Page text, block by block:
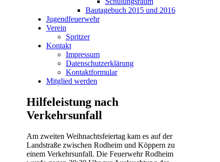
Bautagebuch 2015 und 2016
Jugendfeuerwehr
Verein
Spritzer
Kontakt
Impressum
Datenschutzerklärung
Kontaktformular
Mitglied werden
Hilfeleistung nach
Verkehrsunfall
Am zweiten Weihnachtsfeiertag kam es auf der
Landstraße zwischen Rodheim und Köppern zu
einem Verkehrsunfall. Die Feuerwehr Rodheim